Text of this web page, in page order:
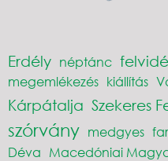
Erdély néptánc
megemlékezés kiállítás
Kárpátalja Szekeres
szórvány medgyes
Déva Macedóniai